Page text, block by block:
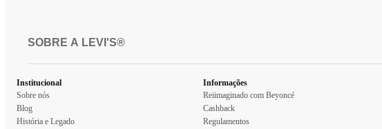
SOBRE A LEVI'S®
Institucional
Sobre nós
Blog
História e Legado
Informações
Reiimaginado com Beyoncé
Cashback
Regulamentos